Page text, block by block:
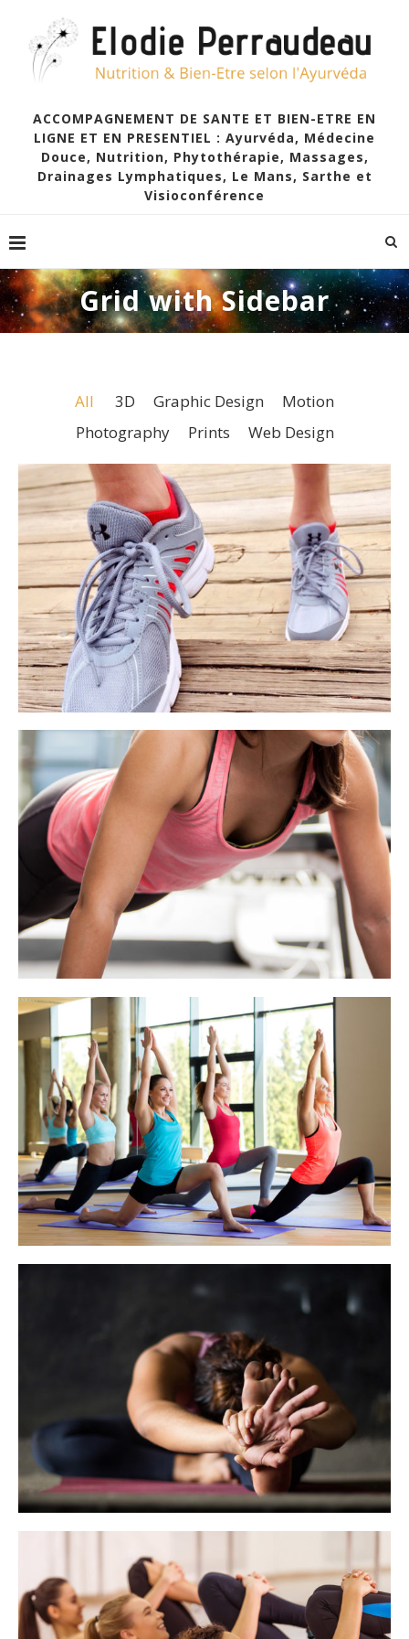
ACCOMPAGNEMENT DE SANTE ET BIEN-ETRE EN
LIGNE ET EN PRESENTIEL : Ayurvéda, Médecine
Douce, Nutrition, Phytothérapie, Massages,
Drainages Lymphatiques, Le Mans, Sarthe et
Visioconférence
Grid with Sidebar
All 3D Graphic Design
Motion
Photography
Prints Web Design